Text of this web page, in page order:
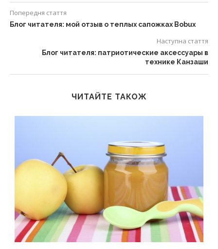
Попередня стаття
Блог читателя: мой отзыв о теплых сапожках Bobux
Наступна стаття
Блог читателя: патриотические аксессуары в
технике Канзаши
ЧИТАЙТЕ ТАКОЖ